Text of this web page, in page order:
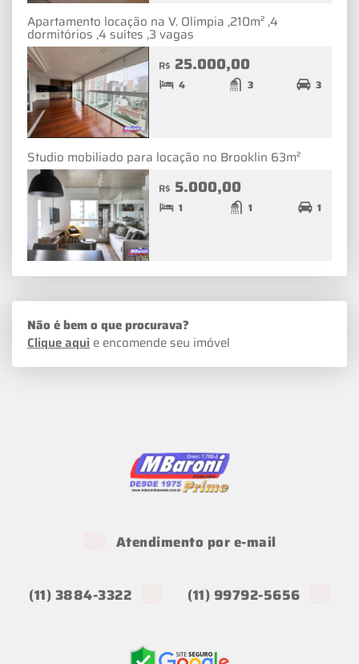
Apartamento locação na V. Olímpia ,210m² ,4
dormitórios ,4 suítes ,3 vagas
R$ 25.000,00
4 3 3
Studio mobiliado para locação no Brooklin 63m²
R$ 5.000,00
1 1 1
Não é bem o que procurava?
Clique aqui e encomende seu imóvel
Atendimento por e-mail
(11) 3884-3322 (11) 99792-5656